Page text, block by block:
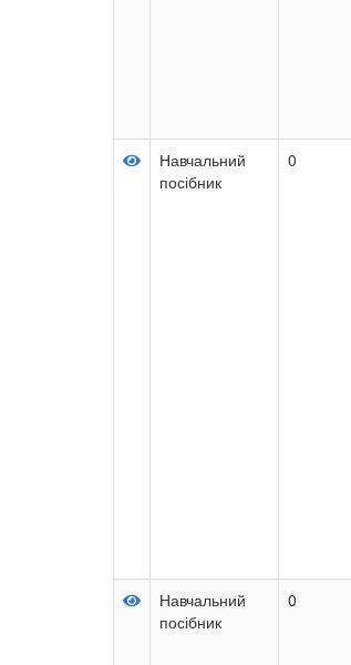
Навчальний
посібник
0
Навчальний
посібник
0